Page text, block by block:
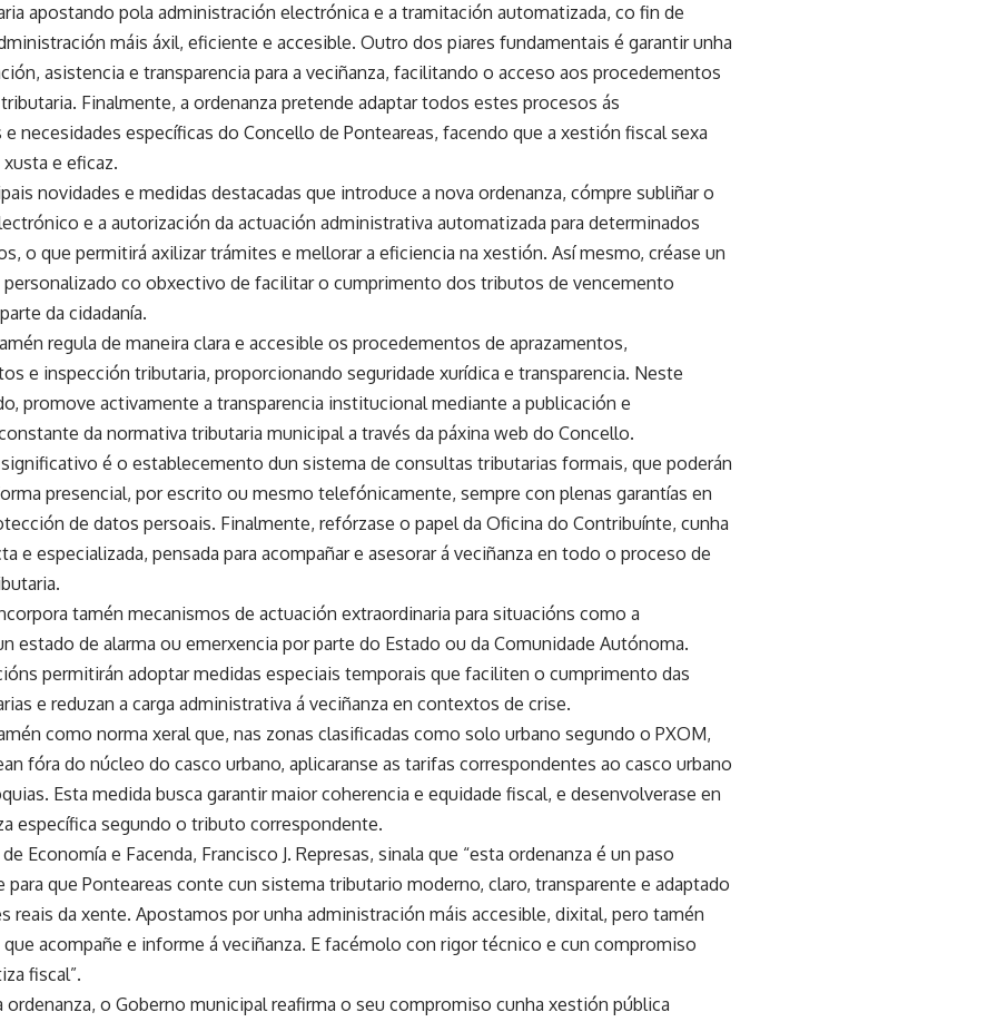
apostando pola administración electrónica e a tramitación automatizada, co fin de
máis áxil, eficiente e accesible. Outro dos piares fundamentais é garantir unha
asistencia e transparencia para a veciñanza, facilitando o acceso aos procedementos
Finalmente, a ordenanza pretende adaptar todos estes procesos ás
e necesidades específicas do Concello de Ponteareas, facendo que a xestión fiscal sexa
e eficaz.
novidades e medidas destacadas que introduce a nova ordenanza, cómpre subliñar o
e a autorización da actuación administrativa automatizada para determinados
, o que permitirá axilizar trámites e mellorar a eficiencia na xestión. Así mesmo, créase un
personalizado co obxectivo de facilitar o cumprimento dos tributos de vencemento
da cidadanía.
regula de maneira clara e accesible os procedementos de aprazamentos,
e inspección tributaria, proporcionando seguridade xurídica e transparencia. Neste
promove activamente a transparencia institucional mediante a publicación e
da normativa tributaria municipal a través da páxina web do Concello.
é o establecemento dun sistema de consultas tributarias formais, que poderán
presencial, por escrito ou mesmo telefónicamente, sempre con plenas garantías en
de datos persoais. Finalmente, refórzase o papel da Oficina do Contribuínte, cunha
e especializada, pensada para acompañar e asesorar á veciñanza en todo o proceso de
tamén mecanismos de actuación extraordinaria para situacións como a
estado de alarma ou emerxencia por parte do Estado ou da Comunidade Autónoma.
permitirán adoptar medidas especiais temporais que faciliten o cumprimento das
e reduzan a carga administrativa á veciñanza en contextos de crise.
como norma xeral que, nas zonas clasificadas como solo urbano segundo o PXOM,
fóra do núcleo do casco urbano, aplicaranse as tarifas correspondentes ao casco urbano
Esta medida busca garantir maior coherencia e equidade fiscal, e desenvolverase en
específica segundo o tributo correspondente.
Economía e Facenda, Francisco J. Represas, sinala que “esta ordenanza é un paso
para que Ponteareas conte cun sistema tributario moderno, claro, transparente e adaptado
reais da xente. Apostamos por unha administración máis accesible, dixital, pero tamén
acompañe e informe á veciñanza. E facémolo con rigor técnico e cun compromiso
fiscal”.
ordenanza, o Goberno municipal reafirma o seu compromiso cunha xestión pública